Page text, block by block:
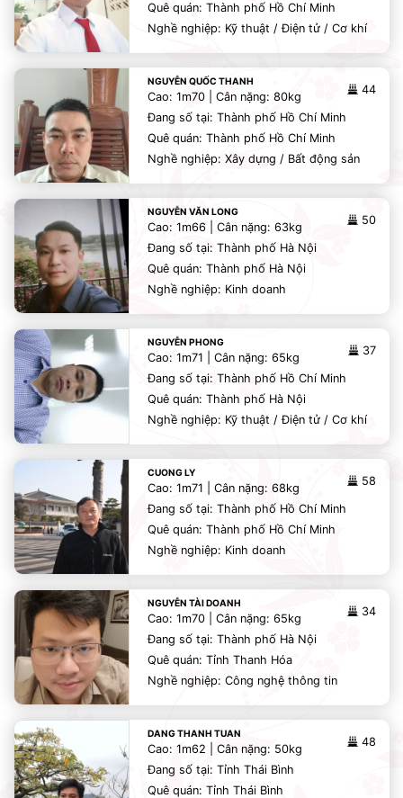
Quê quán: Thành phố Hồ Chí Minh
Nghề nghiệp: Kỹ thuật / Điện tử / Cơ khí
NGUYỄN QUỐC THANH
44
Cao: 1m70 | Cân nặng: 80kg
Đang số tại: Thành phố Hồ Chí Minh
Quê quán: Thành phố Hồ Chí Minh
Nghề nghiệp: Xây dựng / Bất động sản
NGUYỄN VĂN LONG
50
Cao: 1m66 | Cân nặng: 63kg
Đang số tại: Thành phố Hà Nội
Quê quán: Thành phố Hà Nội
Nghề nghiệp: Kinh doanh
NGUYỄN PHONG
37
Cao: 1m71 | Cân nặng: 65kg
Đang số tại: Thành phố Hồ Chí Minh
Quê quán: Thành phố Hà Nội
Nghề nghiệp: Kỹ thuật / Điện tử / Cơ khí
CUONG LY
58
Cao: 1m71 | Cân nặng: 68kg
Đang số tại: Thành phố Hồ Chí Minh
Quê quán: Thành phố Hồ Chí Minh
Nghề nghiệp: Kinh doanh
NGUYỄN TÀI DOANH
34
Cao: 1m70 | Cân nặng: 65kg
Đang số tại: Thành phố Hà Nội
Quê quán: Tỉnh Thanh Hóa
Nghề nghiệp: Công nghệ thông tin
DANG THANH TUAN
48
Cao: 1m62 | Cân nặng: 50kg
Đang số tại: Tỉnh Thái Bình
Quê quán: Tỉnh Thái Bình